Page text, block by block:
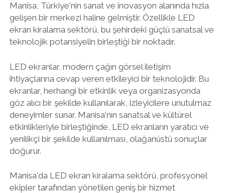
Manisa, Türkiye'nin sanat ve inovasyon alanında hızla
gelişen bir merkezi haline gelmiştir. Özellikle LED
ekran kiralama sektörü, bu şehirdeki güçlü sanatsal ve
teknolojik potansiyelin birleştiği bir noktadır.
LED ekranlar, modern çağın görsel iletişim
ihtiyaçlarına cevap veren etkileyici bir teknolojidir. Bu
ekranlar, herhangi bir etkinlik veya organizasyonda
göz alıcı bir şekilde kullanılarak, izleyicilere unutulmaz
deneyimler sunar. Manisa'nın sanatsal ve kültürel
etkinlikleriyle birleştiğinde, LED ekranların yaratıcı ve
yenilikçi bir şekilde kullanılması, olağanüstü sonuçlar
doğurur.
Manisa'da LED ekran kiralama sektörü, profesyonel
ekipler tarafından yönetilen geniş bir hizmet